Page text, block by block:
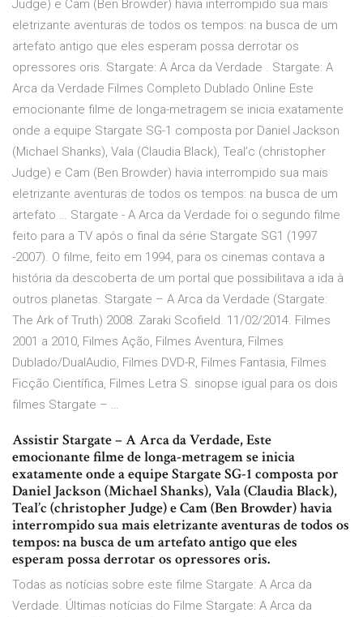
Judge) e Cam (Ben Browder) havia interrompido sua mais
eletrizante aventuras de todos os tempos: na busca de um
artefato antigo que eles esperam possa derrotar os
opressores oris. Stargate: A Arca da Verdade . Stargate: A
Arca da Verdade Filmes Completo Dublado Online Este
emocionante filme de longa-metragem se inicia exatamente
onde a equipe Stargate SG-1 composta por Daniel Jackson
(Michael Shanks), Vala (Claudia Black), Teal’c (christopher
Judge) e Cam (Ben Browder) havia interrompido sua mais
eletrizante aventuras de todos os tempos: na busca de um
artefato … Stargate - A Arca da Verdade foi o segundo filme
feito para a TV após o final da série Stargate SG1 (1997
-2007). O filme, feito em 1994, para os cinemas contava a
história da descoberta de um portal que possibilitava a ida à
outros planetas. Stargate – A Arca da Verdade (Stargate:
The Ark of Truth) 2008. Zaraki Scofield. 11/02/2014. Filmes
2001 a 2010, Filmes Ação, Filmes Aventura, Filmes
Dublado/DualAudio, Filmes DVD-R, Filmes Fantasia, Filmes
Ficção Científica, Filmes Letra S. sinopse igual para os dois
filmes Stargate – …
Assistir Stargate – A Arca da Verdade, Este
emocionante filme de longa-metragem se inicia
exatamente onde a equipe Stargate SG-1 composta por
Daniel Jackson (Michael Shanks), Vala (Claudia Black),
Teal’c (christopher Judge) e Cam (Ben Browder) havia
interrompido sua mais eletrizante aventuras de todos os
tempos: na busca de um artefato antigo que eles
esperam possa derrotar os opressores oris.
Todas as notícias sobre este filme Stargate: A Arca da
Verdade. Últimas notícias do Filme Stargate: A Arca da